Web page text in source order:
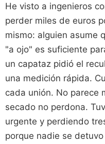
He visto a ingenieros
perder miles de euros
mismo: alguien asume
"a ojo" es suficiente
un capataz pidió el
una medición rápida.
cada unión. No parece
secado no perdona.
urgente y perdiendo
porque nadie se